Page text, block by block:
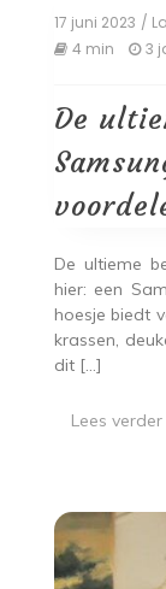
17 juni 2023 /
4 min 3
De
De ultieme
hier: een
hoesje biedt
krassen,
dit […]
Lees verder